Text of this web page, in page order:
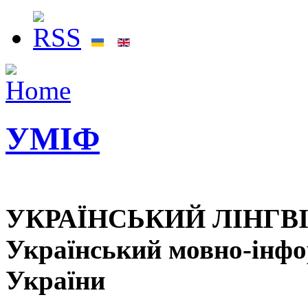
УМІФ
УКРАЇНСЬКИЙ
Український мовно-
України